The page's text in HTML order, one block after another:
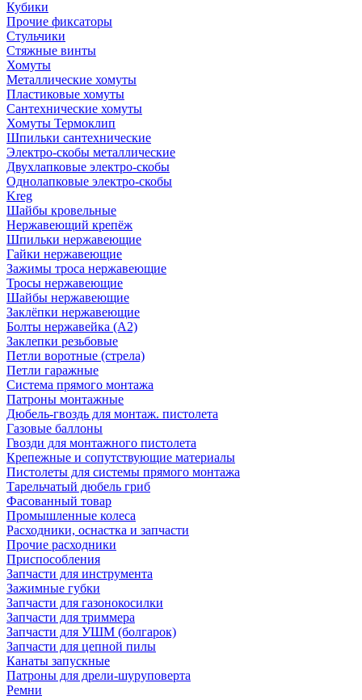
Кубики
Прочие фиксаторы
Стульчики
Стяжные винты
Хомуты
Металлические хомуты
Пластиковые хомуты
Сантехнические хомуты
Хомуты Термоклип
Шпильки сантехнические
Электро-скобы металлические
Двухлапковые электро-скобы
Однолапковые электро-скобы
Kreg
Шайбы кровельные
Нержавеющий крепёж
Шпильки нержавеющие
Гайки нержавеющие
Зажимы троса нержавеющие
Тросы нержавеющие
Шайбы нержавеющие
Заклёпки нержавеющие
Болты нержавейка (А2)
Заклепки резьбовые
Петли воротные (стрела)
Петли гаражные
Система прямого монтажа
Патроны монтажные
Дюбель-гвоздь для монтаж. пистолета
Газовые баллоны
Гвозди для монтажного пистолета
Крепежные и сопутствующие материалы
Пистолеты для системы прямого монтажа
Тарельчатый дюбель гриб
Фасованный товар
Промышленные колеса
Расходники, оснастка и запчасти
Прочие расходники
Приспособления
Запчасти для инструмента
Зажимные губки
Запчасти для газонокосилки
Запчасти для триммера
Запчасти для УШМ (болгарок)
Запчасти для цепной пилы
Канаты запускные
Патроны для дрели-шуруповерта
Ремни